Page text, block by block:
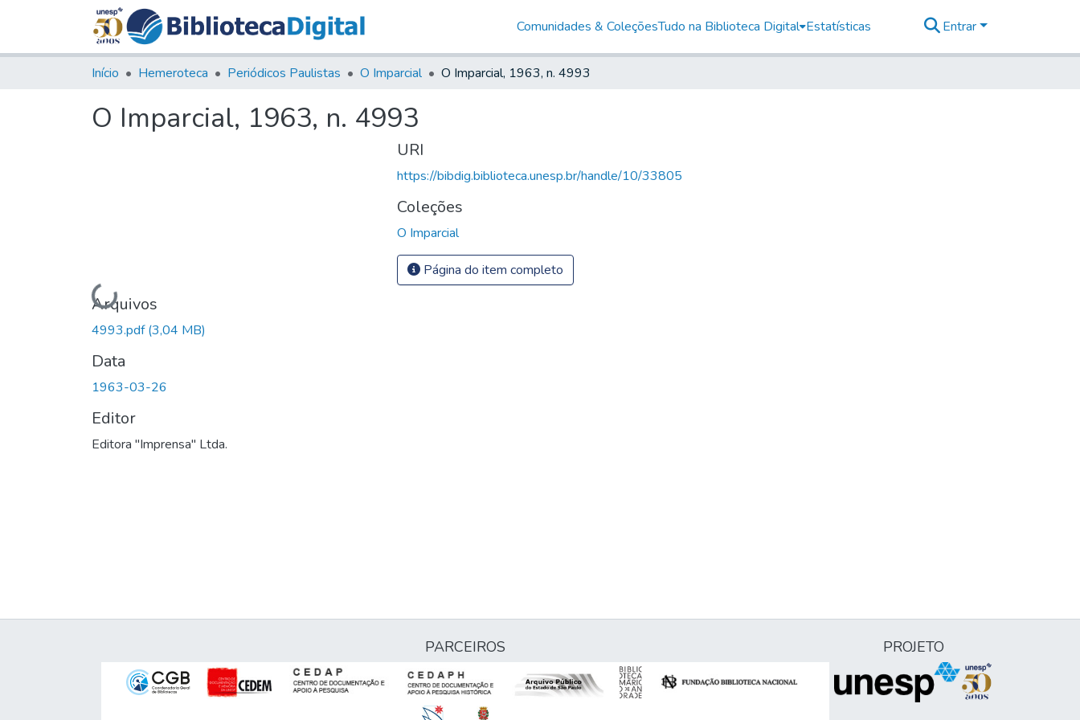
Comunidades & ColeçõesTudo na Biblioteca Digital Estatísticas Entrar
Início Hemeroteca Periódicos Paulistas O Imparcial O Imparcial, 1963, n. 4993
O Imparcial, 1963, n. 4993
Carregando...
Arquivos
4993.pdf(3,04 MB)
Data
1963-03-26
Editor
Editora "Imprensa" Ltda.
URI
https://bibdig.biblioteca.unesp.br/handle/10/33805
Coleções
O Imparcial
Página do item completo
PARCEIROS PROJETO